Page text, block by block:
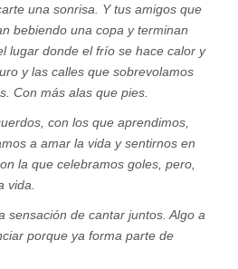
una sonrisa. Y tus amigos que
bebiendo una copa y terminan
lugar donde el frío se hace calor y
y las calles que sobrevolamos
Con más alas que pies.
con los que aprendimos,
a amar la vida y sentirnos en
la que celebramos goles, pero,
vida.
sensación de cantar juntos. Algo a
porque ya forma parte de